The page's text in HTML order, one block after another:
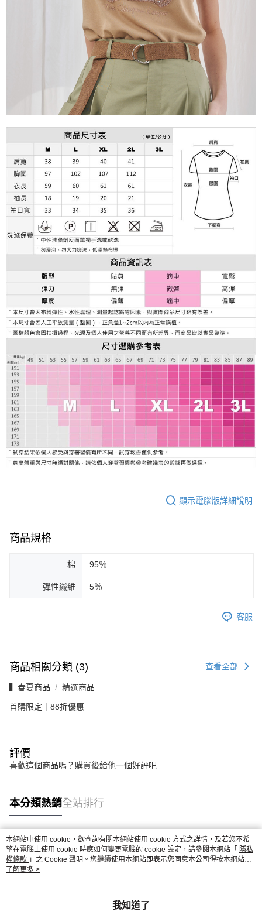
顯示電腦版詳細說明
商品規格
棉 95％
彈性纖維 5％
客服
商品相關分類 (3) 查看全部
▍春夏商品 精選商品
首購限定｜88折優惠
評價
喜歡這個商品嗎？購買後給他一個好評吧
本分類熱銷全站排行
熱門標籤
本網站中使用 cookie，欲查詢有關本網站使用 cookie 方式之詳情，及若您不希
望在電腦上使用 cookie 時應如何變更電腦的 cookie 設定，請參閱本網站「 隱私
權條款 」之 Cookie 聲明。您繼續使用本網站即表示您同意本公司得按本網站使
用條款之 Cookie 聲明使用 cookie。
了解更多 >
我知道了